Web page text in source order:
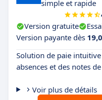
simple et rapide
Version gratuite
Version payante dès
Solution de paie
absences et des notes
Voir plus de détails